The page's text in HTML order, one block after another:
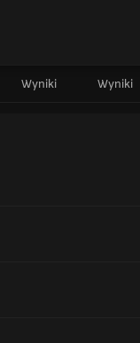
Wyniki Wyniki